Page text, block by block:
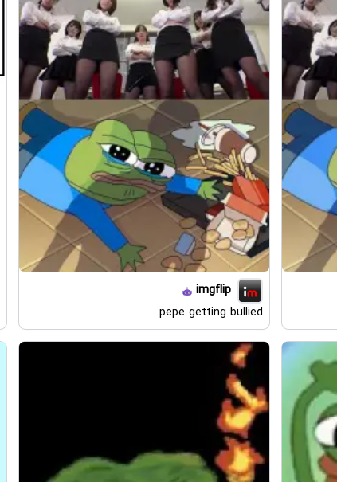
imgflip
pepe getting bullied